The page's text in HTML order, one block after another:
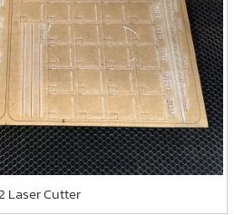
Laser Cutter